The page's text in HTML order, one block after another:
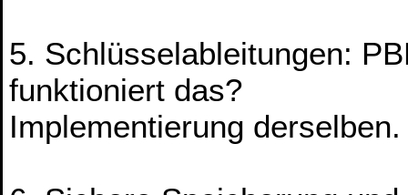
5. Schlüsselableitungen:
funktioniert das?
Implementierung derselben.